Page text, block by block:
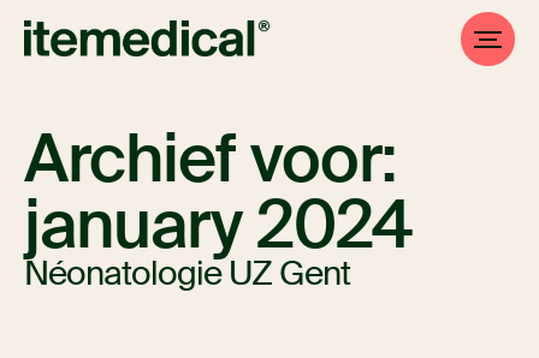
Archief voor:
january 2024
Néonatologie UZ Gent